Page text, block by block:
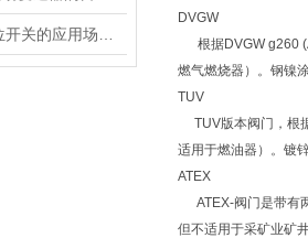
DVGW
根据DVGW g260
燃气燃烧器）。钢镍
TUV
TUV版本阀门，根
适用于燃油器）。镀
ATEX
ATEX-阀门是带有
但不适用于采矿业矿